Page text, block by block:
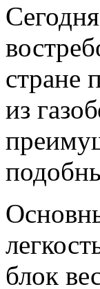
стране
из
блок